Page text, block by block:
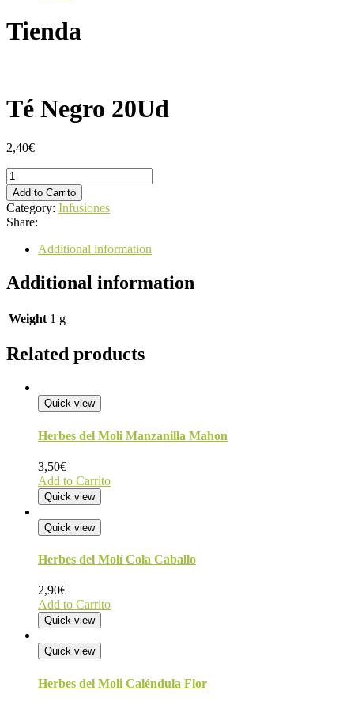
Tienda
Té Negro 20Ud
2,40€
Té
Negro
20Ud
quantity
Add to Carrito
Category: Infusiones
Share:
Additional information
Additional information
Weight 1 g
Related products
Quick view
Herbes del Moli Manzanilla Mahon
3,50€
Add to Carrito
Quick view
Quick view
Herbes del Molí Cola Caballo
2,90€
Add to Carrito
Quick view
Quick view
Herbes del Moli Caléndula Flor